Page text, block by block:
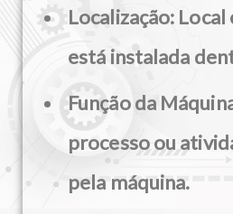
Localização: Local
está instalada
Função da
processo ou
pela máquina.